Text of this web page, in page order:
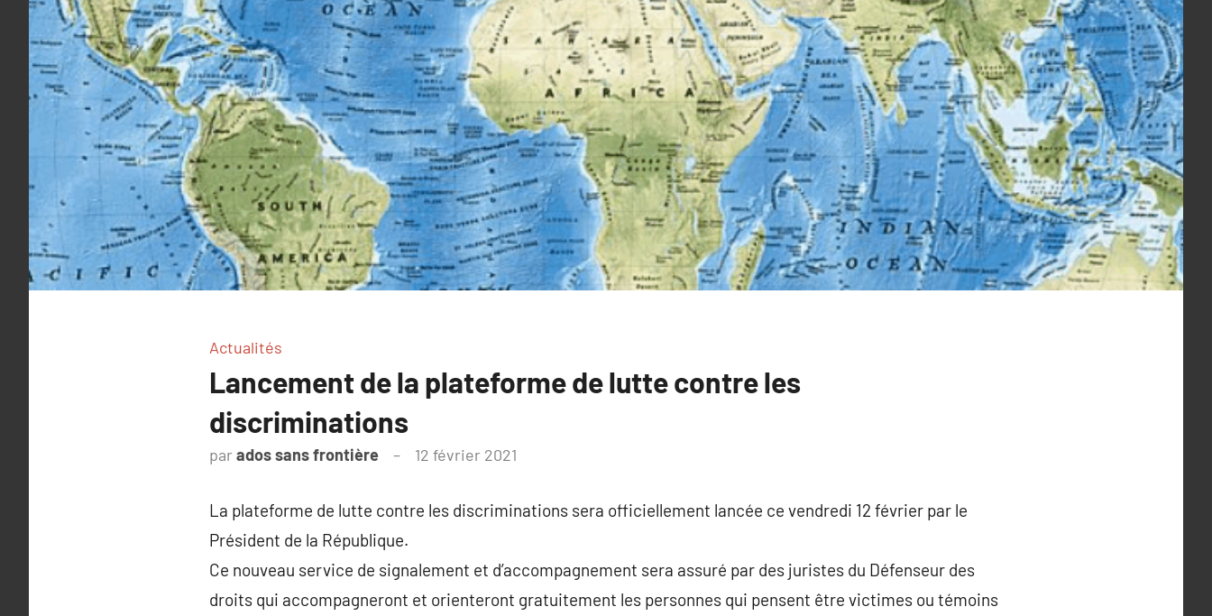
Actualités
Lancement de la plateforme de lutte contre les
discriminations
par ados sans frontière 12 février 2021
La plateforme de lutte contre les discriminations sera officiellement lancée ce vendredi 12 février par le
Président de la République.
Ce nouveau service de signalement et d’accompagnement sera assuré par des juristes du Défenseur des
droits qui accompagneront et orienteront gratuitement les personnes qui pensent être victimes ou témoins